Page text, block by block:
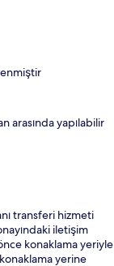
arasında yapılabilir
transferi hizmeti
iletişim
konaklama yeriyle
yerine